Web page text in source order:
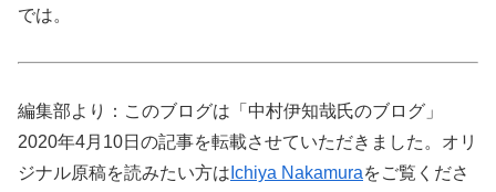
では。
編集部より：このブログは「中村伊知哉氏のブログ」
2020年4月10日の記事を転載させていただきました。オリ
ジナル原稿を読みたい方は Ichiya Nakamuraをご覧くださ